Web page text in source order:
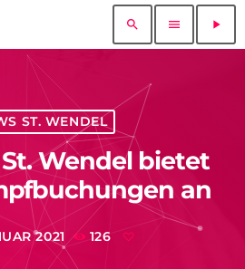
search menu play_arrow
ST. WENDEL
Wendel bietet
an
2021 126